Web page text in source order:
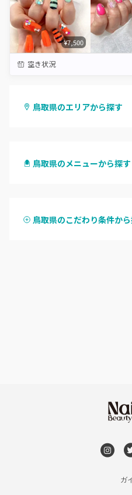
¥7,500
空き状況
鳥取県のエリアから探す
倉吉・三朝
鳥取県のメニューから探す
ハンドスカルプ
鳥取県のこだわり条件か
ガ